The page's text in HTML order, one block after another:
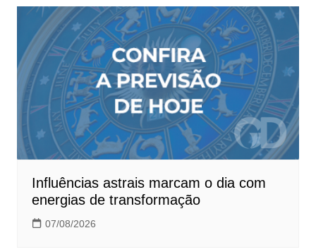
Influências astrais marcam o dia com
energias de transformação
07/08/2026